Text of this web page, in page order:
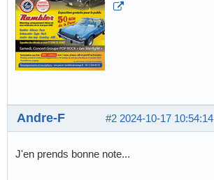
#2 2024-10-17 10:54:14
Andre-F
J'en prends bonne note...